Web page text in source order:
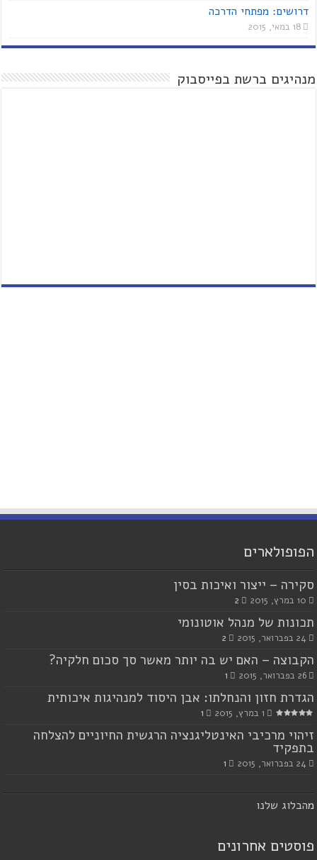
דרושים: מפתחי הדרכה
18 במאי, 2015
מנהיגים ברשת בפייסבוק
הפופולארים
סקירה – ייצור ואיכות בסין
10 במרץ, 2015 2
תכונות של מנהל אוטונומי
24 בפברואר, 2015 2
הקבוצה – האם יש בה יותר מאשר סך סכום חלקיה?
26 בפברואר, 2015 1
הגדרת חזון והנחלתו: אבן היסוד למנהיגות איכותית
1 במרץ, 2015 1
זיהוי מרכיבי האינטליגנציה הרגשית החיוניים להצלחה
בתפקיד
24 בפברואר, 2015 1
מהבלוג שלנו
פוסטים אחרונים